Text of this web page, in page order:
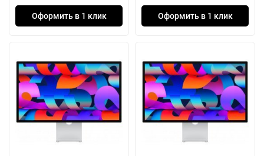
Оформить в 1 клик Оформить в 1 клик